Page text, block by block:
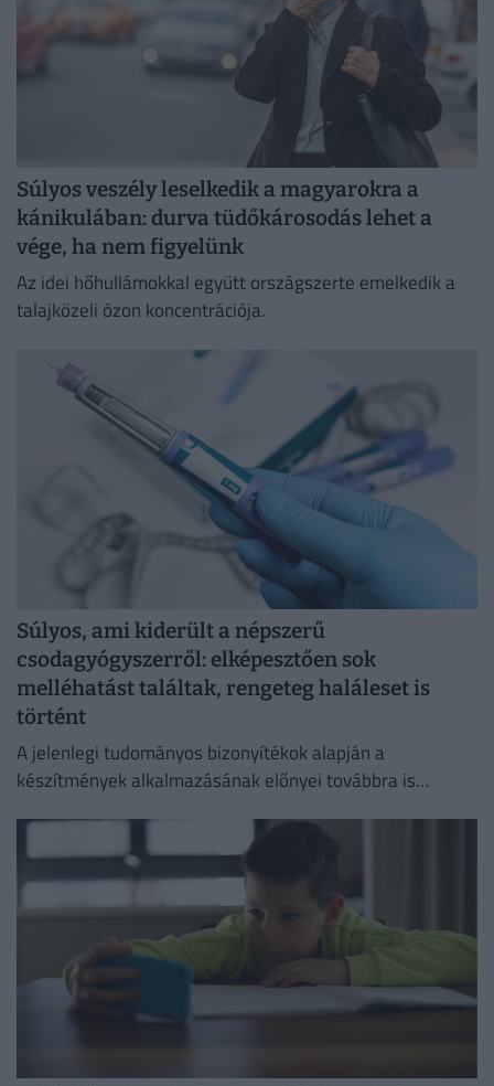
Súlyos veszély leselkedik a magyarokra a
kánikulában: durva tüdőkárosodás lehet a
vége, ha nem figyelünk
Az idei hőhullámokkal együtt országszerte emelkedik a
talajközeli ózon koncentrációja.
Súlyos, ami kiderült a népszerű
csodagyógyszerről: elképesztően sok
melléhatást találtak, rengeteg haláleset is
történt
A jelenlegi tudományos bizonyítékok alapján a
készítmények alkalmazásának előnyei továbbra is